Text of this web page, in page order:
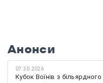
Анонси
07.30.2026
Кубок Воїнів з